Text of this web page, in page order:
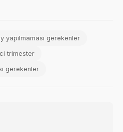
yapılmaması gerekenler
trimester
gerekenler